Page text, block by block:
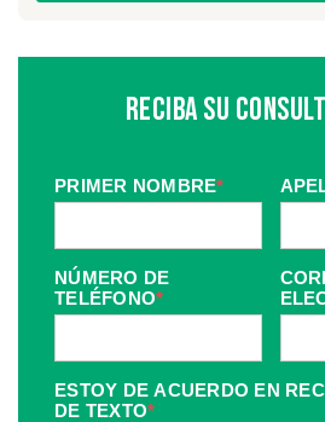
Reciba Su
PRIMER NOMBRE*
NÚMERO DE
TELÉFONO*
ESTOY DE ACUERDO EN
DE TEXTO*